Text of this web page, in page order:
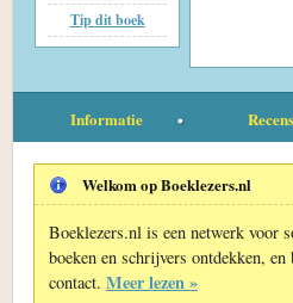
Tip dit boek
Informatie
Welkom op Boeklezers.nl
Boeklezers.nl is een netwerk voor
boeken en schrijvers ontdekken,
contact. Meer lezen »